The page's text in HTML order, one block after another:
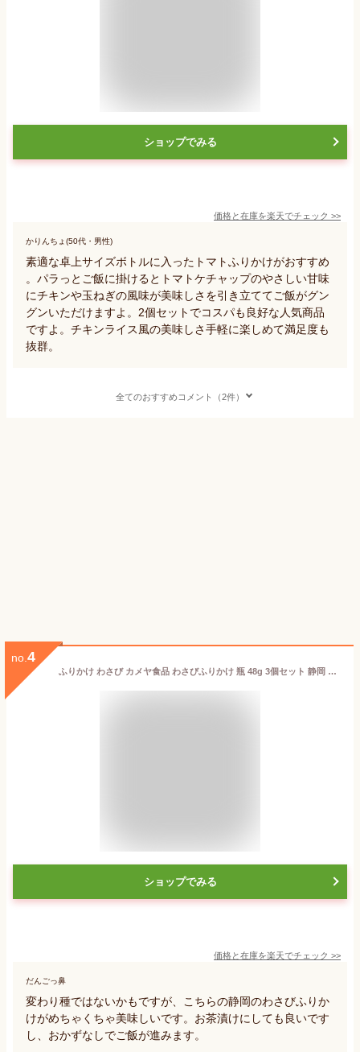
ショップでみる
価格と在庫を楽天でチェック >>
かりんちょ(50代・男性)
素適な卓上サイズボトルに入ったトマトふりかけがおすすめ
。パラっとご飯に掛けるとトマトケチャップのやさしい甘味
にチキンや玉ねぎの風味が美味しさを引き立ててご飯がグン
グンいただけますよ。2個セットでコスパも良好な人気商品
ですよ。チキンライス風の美味しさ手軽に楽しめて満足度も
抜群。
全てのおすすめコメント（2件）
no. 4
ふりかけ わさび カメヤ食品 わさびふりかけ 瓶 48g 3個セット 静岡 伊豆 お土産 ご飯のお供 わさび ふりかけ 瓶詰め ギフト まとめ買い 調味料
ショップでみる
価格と在庫を楽天でチェック >>
だんごっ鼻
変わり種ではないかもですが、こちらの静岡のわさびふりか
けがめちゃくちゃ美味しいです。お茶漬けにしても良いです
し、おかずなしでご飯が進みます。